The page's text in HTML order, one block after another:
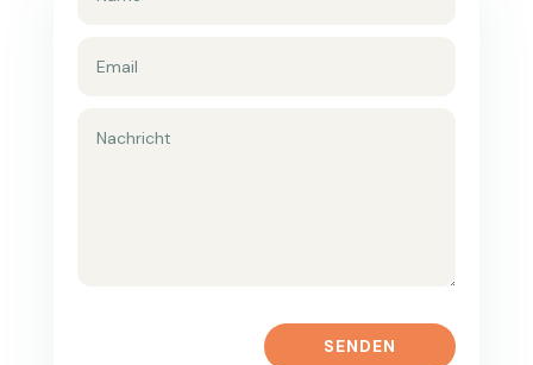
SENDEN